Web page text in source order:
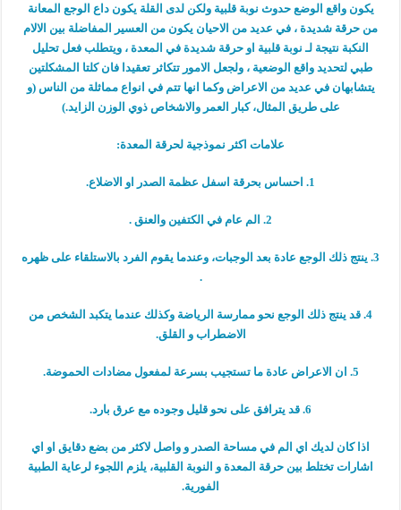
يكون واقع الوضع حدوث نوبة قلبية ولكن لدى القلة يكون داع الوجع المعانة
من حرقة شديدة ، في عديد من الاحيان يكون من العسير المفاضلة بين الالام
النكبة نتيجة لـ نوبة قلبية او حرقة شديدة في المعدة ، ويتطلب فعل تحليل
طبي لتحديد واقع الوضعية ، ولجعل الامور تتكاثر تعقيدا فان كلتا المشكلتين
يتشابهان في عديد من الاعراض وكما انها تتم في انواع مماثلة من الناس (و
على طريق المثال، كبار العمر والاشخاص ذوي الوزن الزايد.)
علامات اكثر نموذجية لحرقة المعدة:
1. احساس بحرقة اسفل عظمة الصدر او الاضلاع.
2. الم عام في الكتفين والعنق .
3. ينتج ذلك الوجع عادة بعد الوجبات، وعندما يقوم الفرد بالاستلقاء على ظهره
.
4. قد ينتج ذلك الوجع نحو ممارسة الرياضة وكذلك عندما يتكبد الشخص من
الاضطراب و القلق.
5. ان الاعراض عادة ما تستجيب بسرعة لمفعول مضادات الحموضة.
6. قد يترافق على نحو قليل وجوده مع عرق بارد.
اذا كان لديك اي الم في مساحة الصدر و واصل لاكثر من بضع دقايق او اي
اشارات تختلط بين حرقة المعدة و النوبة القلبية، يلزم اللجوء لرعاية الطبية
الفورية.